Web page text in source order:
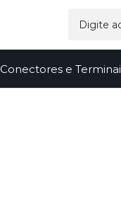
Conectores e